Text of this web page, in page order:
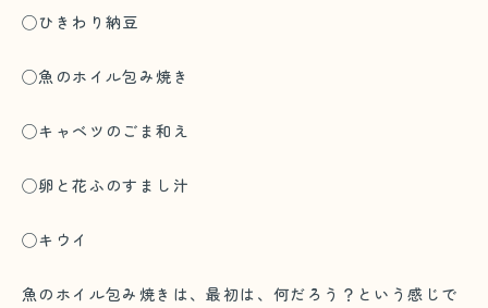
◯ひきわり納豆
◯魚のホイル包み焼き
◯キャベツのごま和え
◯卵と花ふのすまし汁
◯キウイ
魚のホイル包み焼きは、最初は、何だろう？という感じで